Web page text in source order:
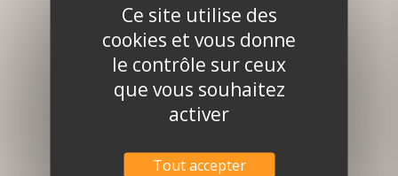
Savourez
nos
Ce site utilise des
cookies et vous donne
le contrôle sur ceux
que vous souhaitez
activer
Tout accepter